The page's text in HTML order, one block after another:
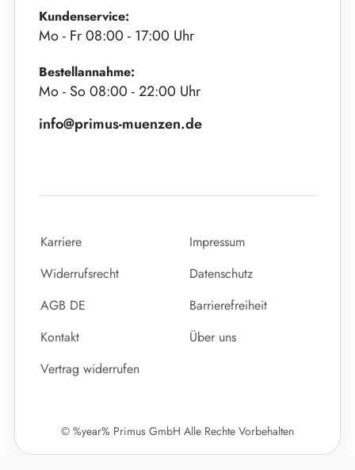
Kundenservice:
Mo - Fr 08:00 - 17:00 Uhr
Bestellannahme:
Mo - So 08:00 - 22:00 Uhr
info@primus-muenzen.de
Karriere
Impressum
Widerrufsrecht
Datenschutz
AGB DE
Barrierefreiheit
Kontakt
Über uns
Vertrag widerrufen
© %year% Primus GmbH Alle Rechte Vorbehalten